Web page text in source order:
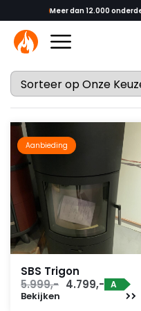
12.000 onderdelen verkrijgbaar
Aanbieding
SBS Trigon
5.999,- Oorspronkelijke
4.799,- Huidige
prijs
A
Bekijken